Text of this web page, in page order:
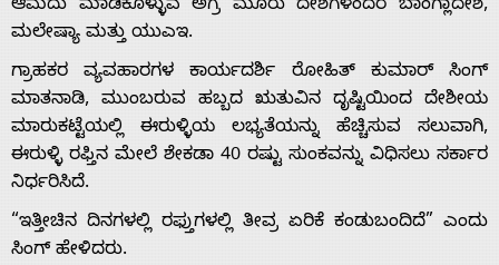
Home
About
Us
ಆಮದು ಮಾಡಿಕೊಳ್ಳುವ ಅಗ್ರ ಮೂರು ದೇಶಗಳೆಂದರೆ ಬಾಂಗ್ಲಾದೇಶ,
ಮಲೇಷ್ಯಾ ಮತ್ತು ಯುಎಇ.
ಗ್ರಾಹಕರ ವ್ಯವಹಾರಗಳ ಕಾರ್ಯದರ್ಶಿ ರೋಹಿತ್ ಕುಮಾರ್ ಸಿಂಗ್
ಮಾತನಾಡಿ, ಮುಂಬರುವ ಹಬ್ಬದ ಋತುವಿನ ದೃಷ್ಟಿಯಿಂದ ದೇಶೀಯ
ಮಾರುಕಟ್ಟೆಯಲ್ಲಿ ಈರುಳ್ಳಿಯ ಲಭ್ಯತೆಯನ್ನು ಹೆಚ್ಚಿಸುವ ಸಲುವಾಗಿ,
ಈರುಳ್ಳಿ ರಫ್ತಿನ ಮೇಲೆ ಶೇಕಡಾ 40 ರಷ್ಟು ಸುಂಕವನ್ನು ವಿಧಿಸಲು ಸರ್ಕಾರ
ನಿರ್ಧರಿಸಿದೆ.
“ಇತ್ತೀಚಿನ ದಿನಗಳಲ್ಲಿ ರಫ್ತುಗಳಲ್ಲಿ ತೀವ್ರ ಏರಿಕೆ ಕಂಡುಬಂದಿದೆ” ಎಂದು
ಸಿಂಗ್ ಹೇಳಿದರು.